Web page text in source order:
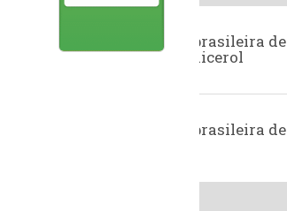
Exportação brasileira de
glicerina e glicerol
Exportação brasileira de